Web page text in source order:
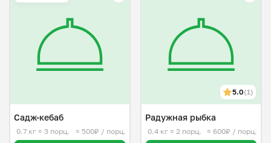
Садж-кебаб
0.7 кг ≈ 3 порц. ≈ 500₽ / порц.
5.0(1)
Радужная рыбка
0.4 кг ≈ 2 порц. ≈ 600₽ / порц.